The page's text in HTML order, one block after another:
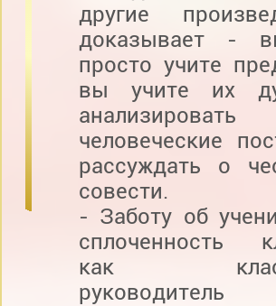
другие
доказывает -
просто учите
вы учите их
анализировать
человеческие
рассуждать о
совести.
- Заботу об
сплоченность
как